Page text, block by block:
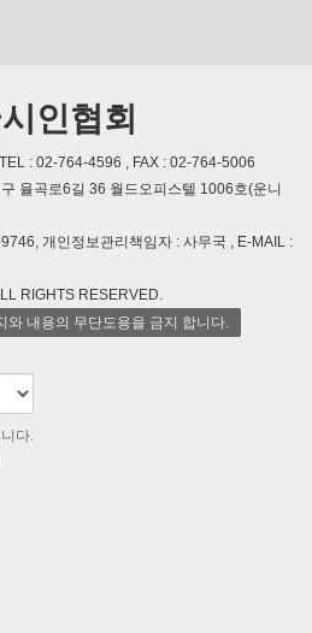
인협회
: 02-764-4596 , FAX : 02-764-5006
율곡로6길 36 월드오피스텔 1006호(운니
개인정보관리책임자 : 사무국 , E-MAIL :
RIGHTS RESERVED.
와 내용의 무단도용을 금지 합니다.
다.